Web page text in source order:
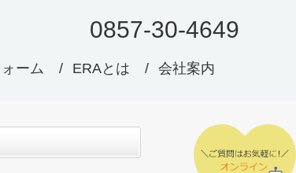
0857-30-4649
ォーム ERAとは 会社案内